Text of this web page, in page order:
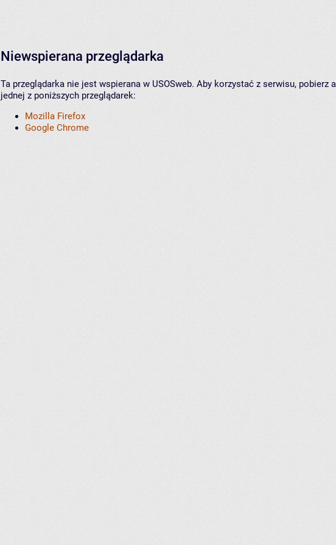
Niewspierana przeglądarka
Ta przeglądarka nie jest wspierana w USOSweb. Aby korzystać z serwisu, pobierz
jednej z poniższych przeglądarek:
Mozilla Firefox
Google Chrome